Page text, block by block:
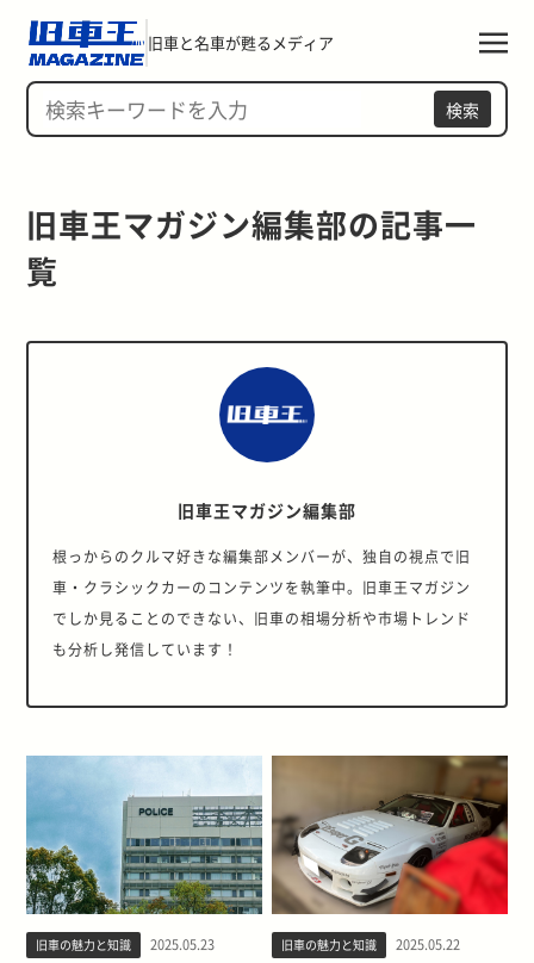
旧車と名車が甦るメディア
検索
旧車王マガジン編集部の記事一
覧
旧車王マガジン編集部
根っからのクルマ好きな編集部メンバーが、独自の視点で旧
車・クラシックカーのコンテンツを執筆中。旧車王マガジン
でしか見ることのできない、旧車の相場分析や市場トレンド
も分析し発信しています！
旧車の魅力と知識 2025.05.23 旧車の魅力と知識 2025.05.22